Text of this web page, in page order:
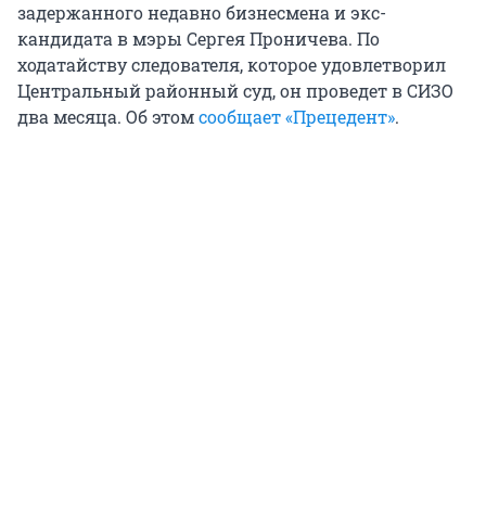
задержанного недавно бизнесмена и экс-
кандидата в мэры Сергея Проничева. По
ходатайству следователя, которое удовлетворил
Центральный районный суд, он проведет в СИЗО
два месяца. Об этомсообщает «Прецедент».